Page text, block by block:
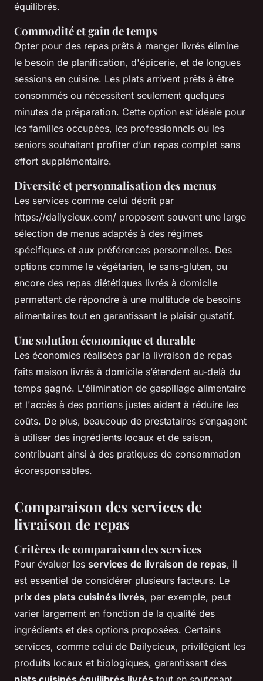
équilibrés.
Commodité et gain de temps
Opter pour des repas prêts à manger livrés élimine
le besoin de planification, d'épicerie, et de longues
sessions en cuisine. Les plats arrivent prêts à être
consommés ou nécessitent seulement quelques
minutes de préparation. Cette option est idéale pour
les familles occupées, les professionnels ou les
seniors souhaitant profiter d’un repas complet sans
effort supplémentaire.
Diversité et personnalisation des menus
Les services comme celui décrit par
https://dailycieux.com/ proposent souvent une large
sélection de menus adaptés à des régimes
spécifiques et aux préférences personnelles. Des
options comme le végétarien, le sans-gluten, ou
encore des repas diététiques livrés à domicile
permettent de répondre à une multitude de besoins
alimentaires tout en garantissant le plaisir gustatif.
Une solution économique et durable
Les économies réalisées par la livraison de repas
faits maison livrés à domicile s’étendent au-delà du
temps gagné. L'élimination de gaspillage alimentaire
et l'accès à des portions justes aident à réduire les
coûts. De plus, beaucoup de prestataires s’engagent
à utiliser des ingrédients locaux et de saison,
contribuant ainsi à des pratiques de consommation
écoresponsables.
Comparaison des services de
livraison de repas
Critères de comparaison des services
Pour évaluer les services de livraison de repas, il
est essentiel de considérer plusieurs facteurs. Le
prix des plats cuisinés livrés, par exemple, peut
varier largement en fonction de la qualité des
ingrédients et des options proposées. Certains
services, comme celui de Dailycieux, privilégient les
produits locaux et biologiques, garantissant des